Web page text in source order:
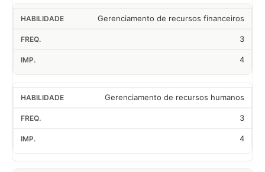
Gerenciamento de recursos financeiros
3
4
Gerenciamento de recursos humanos
3
4